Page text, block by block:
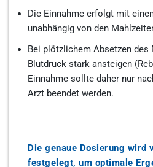
Die Einnahme erfolgt mit
unabhängig von den
Bei plötzlichem Absetzen des
Blutdruck stark ansteigen
Einnahme sollte daher nur
Arzt beendet werden.
Die genaue Dosierung wird
festgelegt, um optimale